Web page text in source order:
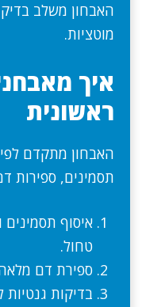
האבחון משלב
מוטציות.
איך
ראשונית
האבחון מתקדם
תסמינים, ספירות
איסוף תסמינים
טחול.
ספירת דם
בדיקות גנטיות